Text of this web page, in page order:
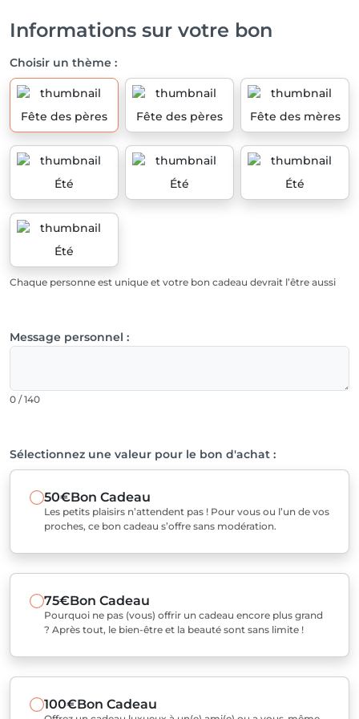
Informations sur votre bon
Choisir un thème :
Fête des pères Fête des pères Fête des mères
Été Été Été
Été
Chaque personne est unique et votre bon cadeau devrait l’être aussi
Message personnel :
0 / 140
Sélectionnez une valeur pour le bon d'achat :
50€Bon Cadeau
Les petits plaisirs n’attendent pas ! Pour vous ou l’un de vos
proches, ce bon cadeau s’offre sans modération.
75€Bon Cadeau
Pourquoi ne pas (vous) offrir un cadeau encore plus grand
? Après tout, le bien-être et la beauté sont sans limite !
100€Bon Cadeau